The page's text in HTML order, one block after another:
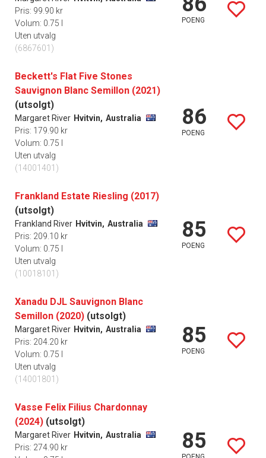
Pris: 99.90 kr
Volum: 0.75 l
Uten utvalg
(6867601)
POENG
Beckett's Flat Five Stones
Sauvignon Blanc Semillon (2021)
(utsolgt)
Margaret River Hvitvin, Australia
Pris: 179.90 kr
Volum: 0.75 l
Uten utvalg
(14001401)
86
POENG
Frankland Estate Riesling (2017)
(utsolgt)
Frankland River Hvitvin, Australia
Pris: 209.10 kr
Volum: 0.75 l
Uten utvalg
(10018101)
85
POENG
Xanadu DJL Sauvignon Blanc
Semillon (2020) (utsolgt)
Margaret River Hvitvin, Australia
Pris: 204.20 kr
Volum: 0.75 l
Uten utvalg
(14001801)
85
POENG
Vasse Felix Filius Chardonnay
(2024) (utsolgt)
Margaret River Hvitvin, Australia
Pris: 274.90 kr
85